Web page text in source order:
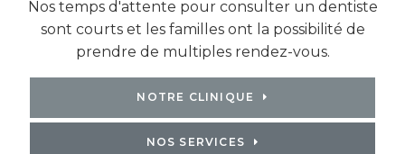
Nos temps d'attente pour consulter un dentiste
sont courts et les familles ont la possibilité de
prendre de multiples rendez-vous.
NOTRE CLINIQUE
NOS SERVICES